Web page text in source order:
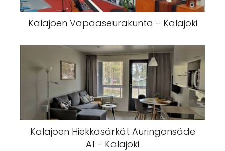
Kalajoen Vapaaseurakunta - Kalajoki
Kalajoen Hiekkasärkät Auringonsäde
A1 - Kalajoki